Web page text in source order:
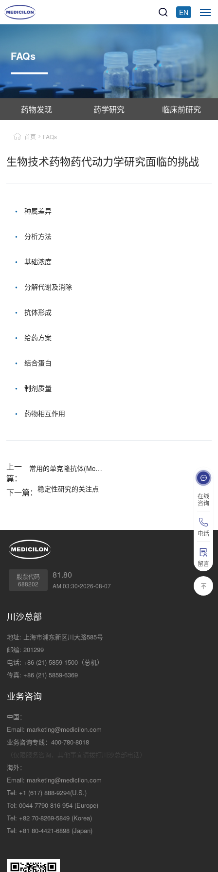
EN
在线
咨询
电话
留言
FAQs
药物发现 药学研究 临床前研究
首页 FAQs
生物技术药物药代动力学研究面临的挑战
• 种属差异
• 分析方法
• 基础浓度
• 分解代谢及消除
• 抗体形成
• 给药方案
• 结合蛋白
• 制剂质量
• 药物相互作用
上一
篇：
常用的单克隆抗体(McAb)制备技术
下一篇：稳定性研究的关注点
股票代码
688202
81.80
AM 03:30•2026-08-07
川沙总部
地址: 上海市浦东新区川大路585号
邮编: 201299
电话: +86 (21) 5859-1500（总机）
传真: +86 (21) 5859-6369
业务咨询
中国：
Email: marketing@medicilon.com
业务咨询专线：400-780-8018
海外：
Email: marketing@medicilon.com
Tel: +1 (617) 888-9294(U.S.)
Tel: 0044 7790 816 954 (Europe)
Tel: +82 70-8269-5849 (Korea)
Tel: +81 80-4421-6898 (Japan)